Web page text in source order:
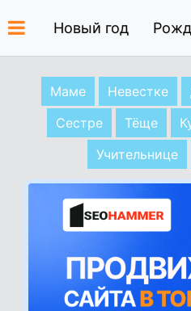
Новый год
Маме Невестке
Сестре
Тёще
Учительнице